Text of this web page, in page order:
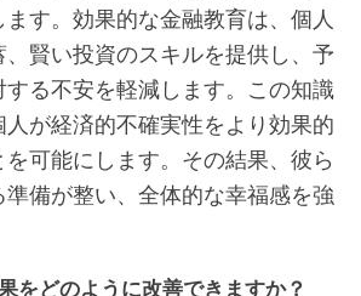
す。効果的な金融教育は、個人
賢い投資のスキルを提供し、予
る不安を軽減します。この知識
が経済的不確実性をより効果的
可能にします。その結果、彼ら
備が整い、全体的な幸福感を強
をどのように改善できますか？